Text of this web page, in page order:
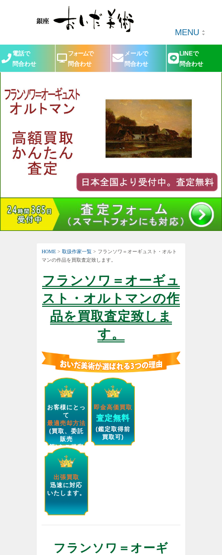
MENU
電話で
問合わせ
フォームで
問合わせ
メールで
問合わせ
LINEで
問合わせ
HOME > 取扱作家一覧 > フランソワ＝オーギュスト・オルト
マンの作品を買取査定致します。
フランソワ＝オーギュ
スト・オルトマンの作
品を買取査定致しま
す。
お客様にとっ
て
最適売却方法
(買取、委託
販売
等)をご提案
します。
即金高価買取
査定無料
(鑑定取得前
買取可)
出張買取
迅速に対応
いたします。
フランソワ＝オーギ